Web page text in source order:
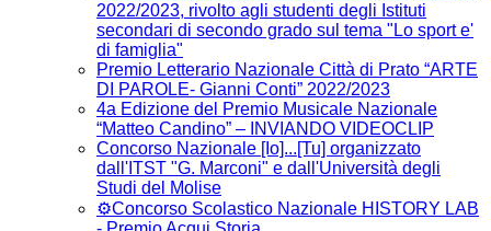
2022/2023, rivolto agli studenti degli Istituti
secondari di secondo grado sul tema "Lo sport e'
di famiglia"
Premio Letterario Nazionale Città di Prato “ARTE
DI PAROLE- Gianni Conti” 2022/2023
4a Edizione del Premio Musicale Nazionale
“Matteo Candino” – INVIANDO VIDEOCLIP
Concorso Nazionale [Io]...[Tu] organizzato
dall'ITST "G. Marconi" e dall'Università degli
Studi del Molise
⚙️Concorso Scolastico Nazionale HISTORY LAB